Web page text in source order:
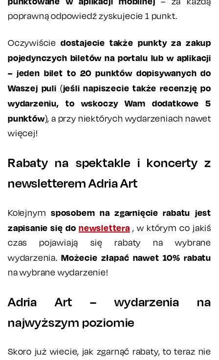
poprawną odpowiedź zyskujecie 1 punkt.
Oczywiście dostajecie także punkty za zakup
pojedynczych biletów na portalu lub w aplikacji
– jeden bilet to 20 punktów dopisywanych do
Waszej puli (jeśli napiszecie także recenzję po
wydarzeniu, to wskoczy Wam dodatkowe 5
punktów), a przy niektórych wydarzeniach nawet
więcej!
Rabaty na spektakle i koncerty z
newsletterem Adria Art
Kolejnym sposobem na zgarnięcie rabatu jest
zapisanie się do newslettera , w którym co jakiś
czas pojawiają się rabaty na wybrane
wydarzenia. Możecie złapać nawet 10% rabatu
na wybrane wydarzenie!
Adria Art – wydarzenia na
najwyższym poziomie
Skoro już wiecie, jak zgarnąć rabaty, to teraz nie